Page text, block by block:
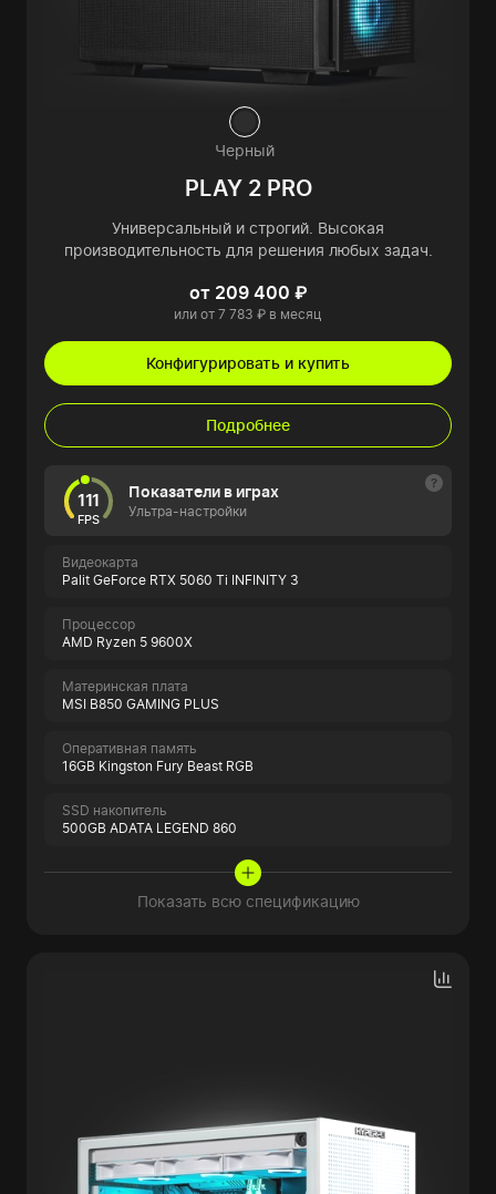
Черный
PLAY 2 PRO
Универсальный и строгий. Высокая
производительность для решения любых задач.
от 209 400 ₽
или от 7 783 ₽ в месяц
Конфигурировать и купить
Подробнее
111
FPS
Показатели в играх
Ультра-настройки
Видеокарта
Palit GeForce RTX 5060 Ti INFINITY 3
Процессор
AMD Ryzen 5 9600X
Материнская плата
MSI B850 GAMING PLUS
Оперативная память
16GB Kingston Fury Beast RGB
SSD накопитель
500GB ADATA LEGEND 860
Показать всю спецификацию